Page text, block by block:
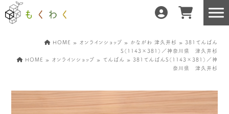
どんな暮らしにもフィット 森と暮らしを環る
運営会社紹介／もくわくへの想い
HOME » オンラインショップ » かながわ 津久井杉 » 381てんばん
S（1143×381）／神奈川県 津久井杉
HOME » オンラインショップ » てんばん » 381てんばんS（1143×381）／神
奈川県 津久井杉